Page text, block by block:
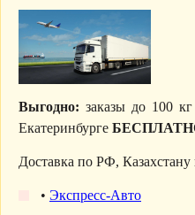
Выгодно: заказы до 100
Екатеринбурге
Доставка по РФ,
• Экспресс-Авто